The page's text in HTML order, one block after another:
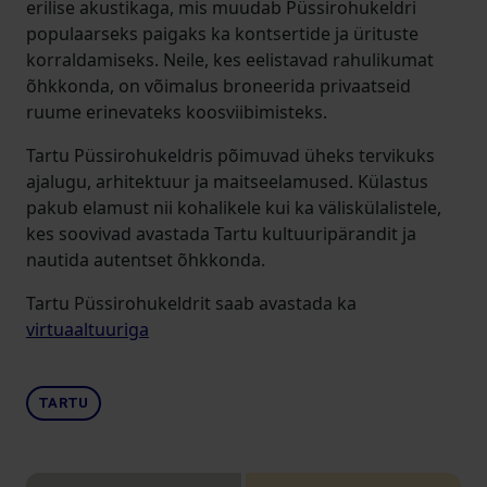
erilise akustikaga, mis muudab Püssirohukeldri
populaarseks paigaks ka kontsertide ja ürituste
korraldamiseks. Neile, kes eelistavad rahulikumat
õhkkonda, on võimalus broneerida privaatseid
ruume erinevateks koosviibimisteks.
Tartu Püssirohukeldris põimuvad üheks tervikuks
ajalugu, arhitektuur ja maitseelamused. Külastus
pakub elamust nii kohalikele kui ka väliskülalistele,
kes soovivad avastada Tartu kultuuripärandit ja
nautida autentset õhkkonda.
Tartu Püssirohukeldrit saab avastada ka
virtuaaltuuriga
TARTU